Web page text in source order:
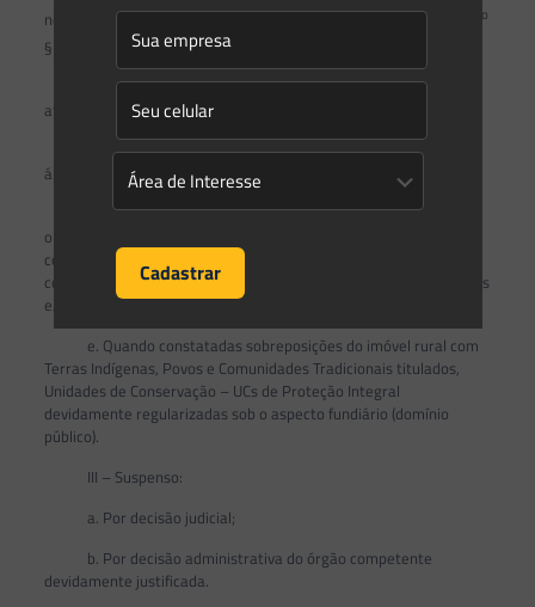
notificações emitidas pelo IAT, conforme prazo definido no art. 11
o
§ 5
da presente Instrução Normativa;
b. Quando constatado que o proprietário/possuidor não
atendeu de maneira completa a notificação;
c. Quando constatada sobreposição do imóvel rural com
áreas embargadas, pelos órgãos competentes;
d. Quando identificada sobreposição entre imóveis rurais e
o proprietário/possuidor não apresentar documentos
comprobatórios da resolução mansa e pacífica ou judicial, da
concordância dos limites das propriedades entre os confrontantes
e/ou retificar o perímetro no CAR, após devidamente notificado;
e. Quando constatadas sobreposições do imóvel rural com
Terras Indígenas, Povos e Comunidades Tradicionais titulados,
Unidades de Conservação – UCs de Proteção Integral
devidamente regularizadas sob o aspecto fundiário (domínio
público).
III – Suspenso:
a. Por decisão judicial;
b. Por decisão administrativa do órgão competente
devidamente justificada.